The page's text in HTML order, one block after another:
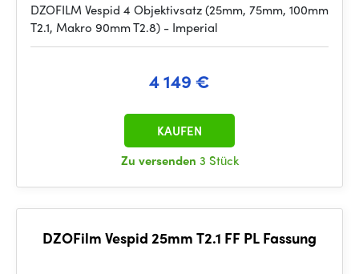
DZOFILM Vespid 4 Objektivsatz (25mm, 75mm, 100mm
T2.1, Makro 90mm T2.8) - Imperial
4 149 €
Zu versenden 3 Stück
KAUFEN
DZOFilm Vespid 25mm T2.1 FF PL Fassung